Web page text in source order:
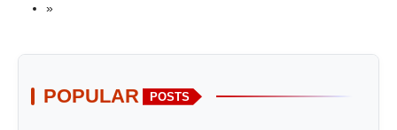
»
POPULAR POSTS